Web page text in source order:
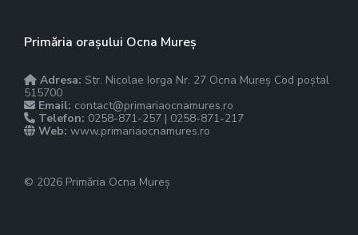
Primăria orașului Ocna Mureș
Adresa: Str. Nicolae Iorga Nr. 27 Ocna Mureș Cod poștal
515700
Email: contact@primariaocnamures.ro
Telefon: 0258-871-257 | 0258-871-217
Web: www.primariaocnamures.ro
© 2026 Primăria Ocna Mureș